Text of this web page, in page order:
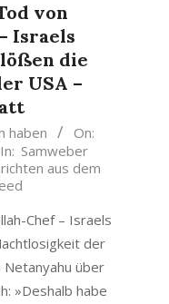
von
Israels
die
USA –
haben
On:
In: Samweber
aus dem
Chef – Israels
der
über
»Deshalb habe